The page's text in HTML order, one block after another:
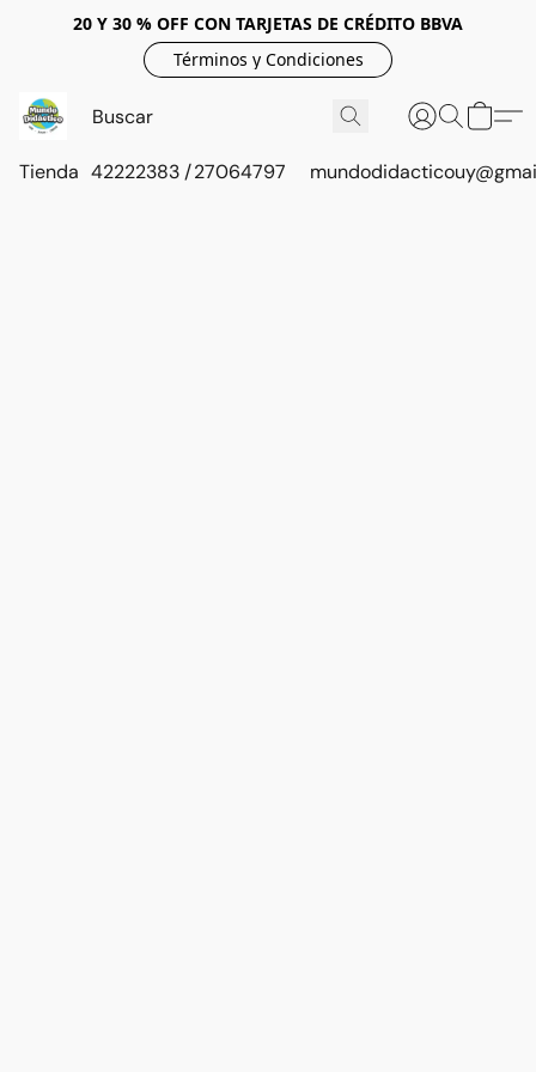
20 Y 30 % OFF CON TARJETAS DE CRÉDITO BBVA
Términos y Condiciones
Tienda 42222383 / 27064797